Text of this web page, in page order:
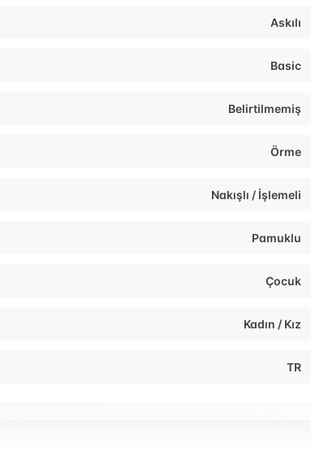
Askılı
Basic
Belirtilmemiş
Örme
Nakışlı / İşlemeli
Pamuklu
Çocuk
Kadın / Kız
TR